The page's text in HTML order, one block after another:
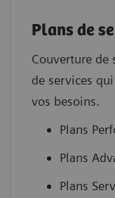
Plans de
Couverture de
de services
vos besoins.
Plans
Plans
Plans